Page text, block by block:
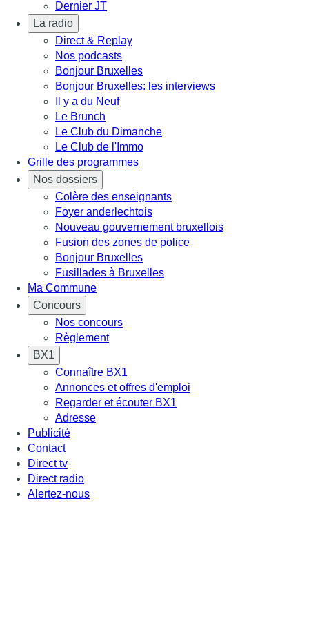
Dernier JT
La radio
Direct & Replay
Nos podcasts
Bonjour Bruxelles
Bonjour Bruxelles: les interviews
Il y a du Neuf
Le Brunch
Le Club du Dimanche
Le Club de l'Immo
Grille des programmes
Nos dossiers
Colère des enseignants
Foyer anderlechtois
Nouveau gouvernement bruxellois
Fusion des zones de police
Bonjour Bruxelles
Fusillades à Bruxelles
Ma Commune
Concours
Nos concours
Règlement
BX1
Connaître BX1
Annonces et offres d'emploi
Regarder et écouter BX1
Adresse
Publicité
Contact
Direct tv
Direct radio
Alertez-nous